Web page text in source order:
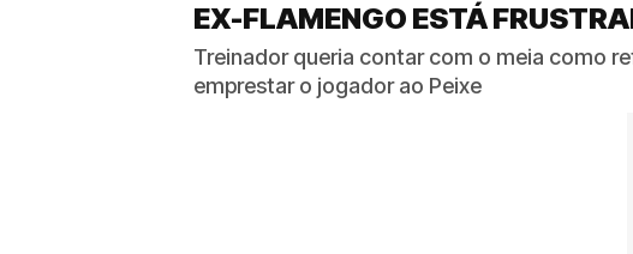
EX-FLAMENGO ESTÁ
Treinador queria contar com o meia como
emprestar o jogador ao Peixe